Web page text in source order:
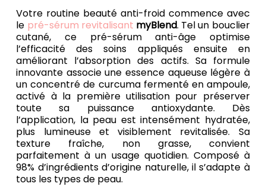
Votre routine beauté anti-froid commence avec
le pré-sérum revitalisant myBlend. Tel un bouclier
cutané, ce pré-sérum anti-âge optimise
l’efficacité des soins appliqués ensuite en
améliorant l’absorption des actifs. Sa formule
innovante associe une essence aqueuse légère à
un concentré de curcuma fermenté en ampoule,
activé à la première utilisation pour préserver
toute sa puissance antioxydante. Dès
l’application, la peau est intensément hydratée,
plus lumineuse et visiblement revitalisée. Sa
texture fraîche, non grasse, convient
parfaitement à un usage quotidien. Composé à
98% d’ingrédients d’origine naturelle, il s’adapte à
tous les types de peau.